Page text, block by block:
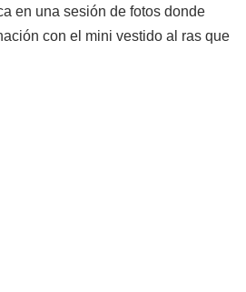
en una sesión de fotos donde
con el mini vestido al ras que